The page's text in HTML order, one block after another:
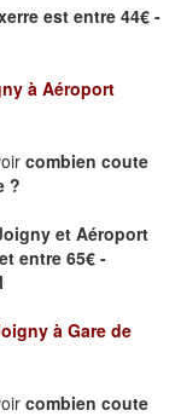
est entre 44€ -
à Aéroport
combien coute
?
et Aéroport
entre 65€ -
à Gare de
combien coute